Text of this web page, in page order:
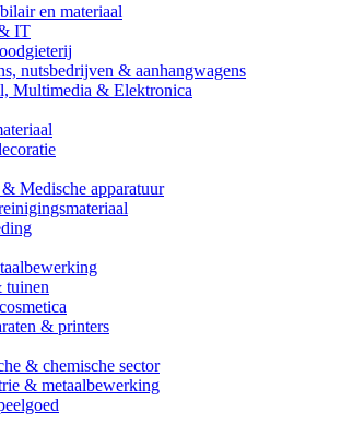
en materiaal
IT
nutsbedrijven & aanhangwagens
Multimedia & Elektronica
Medische apparatuur
tuinen
& printers
& chemische sector
& metaalbewerking